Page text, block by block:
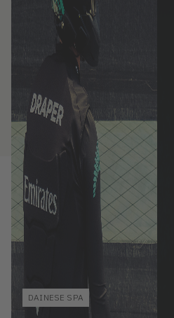
DAINESE SPA